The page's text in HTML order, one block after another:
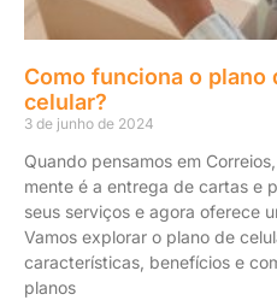
Como funciona o plano
celular?
3 de junho de 2024
Quando pensamos em
mente é a entrega de cartas e
seus serviços e agora oferece
Vamos explorar o plano de
características, benefícios e
planos